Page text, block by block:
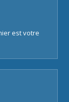
est votre